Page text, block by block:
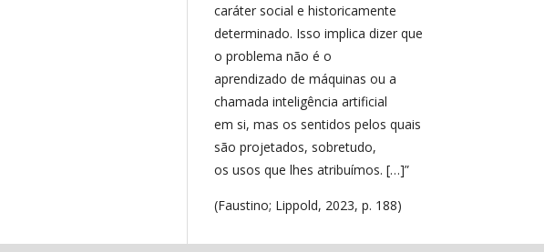
caráter social e historicamente
determinado. Isso implica dizer que
o problema não é o
aprendizado de máquinas ou a
chamada inteligência artificial
em si, mas os sentidos pelos quais
são projetados, sobretudo,
os usos que lhes atribuímos. […]”
(Faustino; Lippold, 2023, p. 188)